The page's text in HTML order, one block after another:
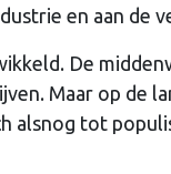
en aan de
De
Maar op de
alsnog tot